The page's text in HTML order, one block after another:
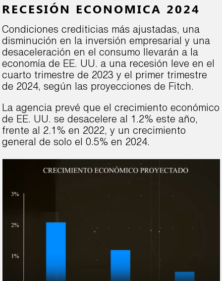
RECESIÓN ECONOMICA 2024
Condiciones crediticias más ajustadas, una
disminución en la inversión empresarial y una
desaceleración en el consumo llevarán a la
economía de EE. UU. a una recesión leve en el
cuarto trimestre de 2023 y el primer trimestre
de 2024, según las proyecciones de Fitch.
La agencia prevé que el crecimiento económico
de EE. UU. se desacelere al 1.2% este año,
frente al 2.1% en 2022, y un crecimiento
general de solo el 0.5% en 2024.